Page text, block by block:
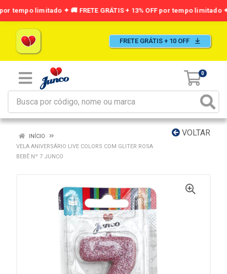
FRETE GRÁTIS + 10 OFF
0
VOLTAR
INÍCIO
VELA ANIVERSÁRIO LIVE COLORS COM GLITER ROSA
BEBÊ Nº 7 JUNCO